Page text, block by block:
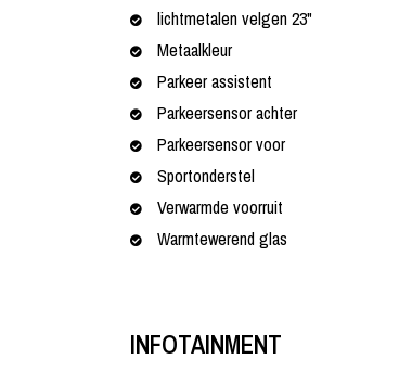
lichtmetalen velgen 23"
Metaalkleur
Parkeer assistent
Parkeersensor achter
Parkeersensor voor
Sportonderstel
Verwarmde voorruit
Warmtewerend glas
INFOTAINMENT